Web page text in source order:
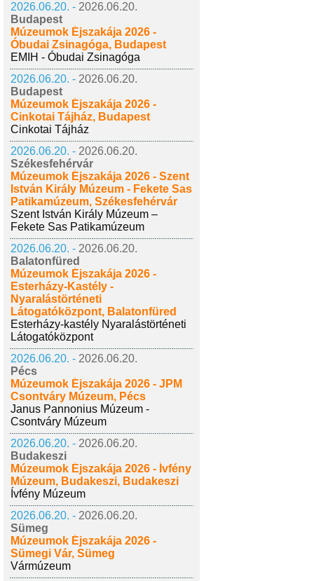
2026.06.20. - 2026.06.20.
Budapest
Múzeumok Éjszakája 2026 -
Óbudai Zsinagóga, Budapest
EMIH - Óbudai Zsinagóga
2026.06.20. - 2026.06.20.
Budapest
Múzeumok Éjszakája 2026 -
Cinkotai Tájház, Budapest
Cinkotai Tájház
2026.06.20. - 2026.06.20.
Székesfehérvár
Múzeumok Éjszakája 2026 - Szent
István Király Múzeum - Fekete Sas
Patikamúzeum, Székesfehérvár
Szent István Király Múzeum –
Fekete Sas Patikamúzeum
2026.06.20. - 2026.06.20.
Balatonfüred
Múzeumok Éjszakája 2026 -
Esterházy-Kastély -
Nyaralástörténeti
Látogatóközpont, Balatonfüred
Esterházy-kastély Nyaralástörténeti
Látogatóközpont
2026.06.20. - 2026.06.20.
Pécs
Múzeumok Éjszakája 2026 - JPM
Csontváry Múzeum, Pécs
Janus Pannonius Múzeum -
Csontváry Múzeum
2026.06.20. - 2026.06.20.
Budakeszi
Múzeumok Éjszakája 2026 - Ívfény
Múzeum, Budakeszi, Budakeszi
Ívfény Múzeum
2026.06.20. - 2026.06.20.
Sümeg
Múzeumok Éjszakája 2026 -
Sümegi Vár, Sümeg
Vármúzeum